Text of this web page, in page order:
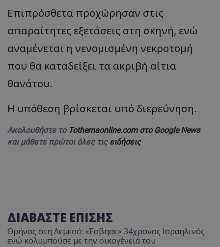
Επιπρόσθετα προχώρησαν στις
απαραίτητες εξετάσεις στη σκηνή, ενώ
αναμένεται η νενομισμένη νεκροτομή
που θα καταδείξει τα ακριβή αίτια
θανάτου.
Η υπόθεση βρίσκεται υπό διερεύνηση.
Ακολουθήστε το Tothemaonline.com στο Google News
και μάθετε πρώτοι όλες τις ειδήσεις
ΔΙΑΒΑΣΤΕ ΕΠΙΣΗΣ
Θρήνος στη Λεμεσό: «Έσβησε» 34χρονος Ισραηλινός
ενώ κολυμπούσε με την οικογένειά του